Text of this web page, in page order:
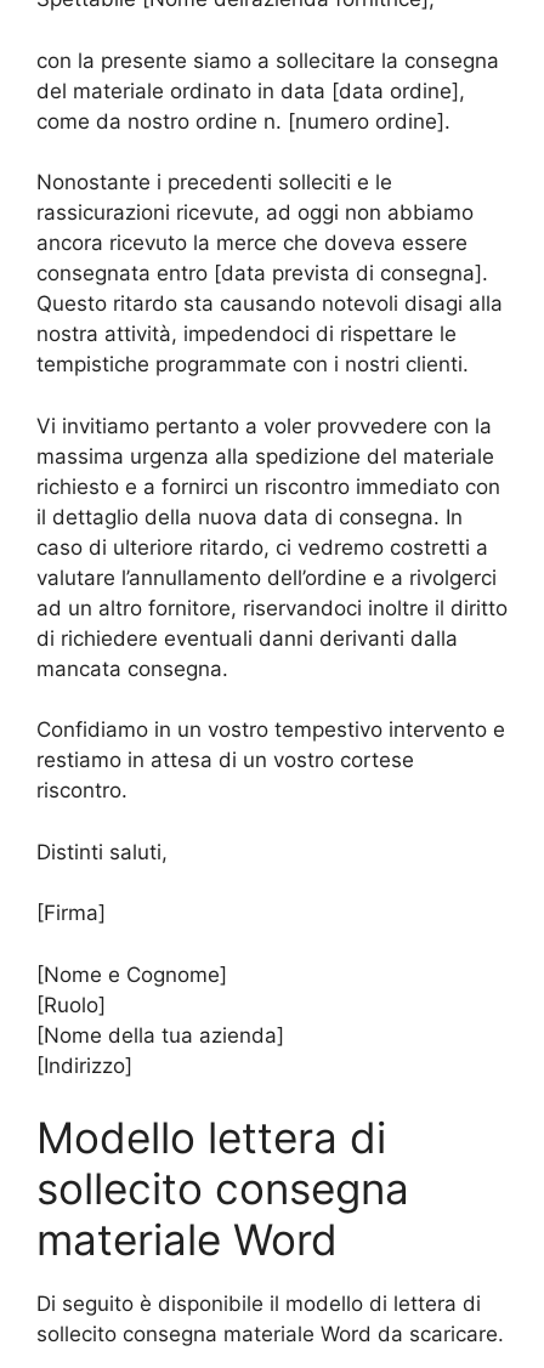
con la presente siamo a sollecitare la consegna
del materiale ordinato in data [data ordine],
come da nostro ordine n. [numero ordine].
Nonostante i precedenti solleciti e le
rassicurazioni ricevute, ad oggi non abbiamo
ancora ricevuto la merce che doveva essere
consegnata entro [data prevista di consegna].
Questo ritardo sta causando notevoli disagi alla
nostra attività, impedendoci di rispettare le
tempistiche programmate con i nostri clienti.
Vi invitiamo pertanto a voler provvedere con la
massima urgenza alla spedizione del materiale
richiesto e a fornirci un riscontro immediato con
il dettaglio della nuova data di consegna. In
caso di ulteriore ritardo, ci vedremo costretti a
valutare l’annullamento dell’ordine e a rivolgerci
ad un altro fornitore, riservandoci inoltre il diritto
di richiedere eventuali danni derivanti dalla
mancata consegna.
Confidiamo in un vostro tempestivo intervento e
restiamo in attesa di un vostro cortese
riscontro.
Distinti saluti,
[Firma]
[Nome e Cognome]
[Ruolo]
[Nome della tua azienda]
[Indirizzo]
Modello lettera di
sollecito consegna
materiale Word
Di seguito è disponibile il modello di lettera di
sollecito consegna materiale Word da scaricare.